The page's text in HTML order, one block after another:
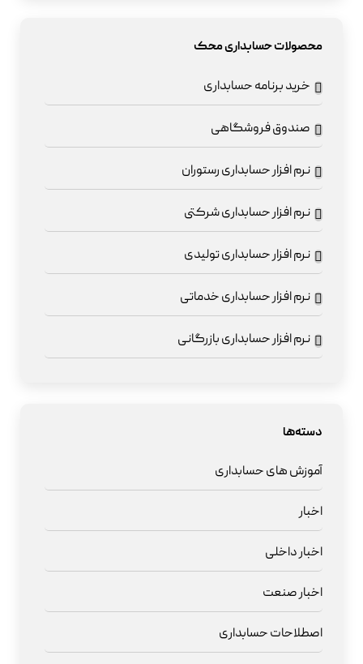
محصولات حسابداری محک
خرید برنامه حسابداری
صندوق فروشگاهی
نرم افزار حسابداری رستوران
نرم افزار حسابداری شرکتی
نرم افزار حسابداری تولیدی
نرم افزار حسابداری خدماتی
نرم افزار حسابداری بازرگانی
دسته‌ها
آموزش های حسابداری
اخبار
اخبار داخلی
اخبار صنعت
اصطلاحات حسابداری